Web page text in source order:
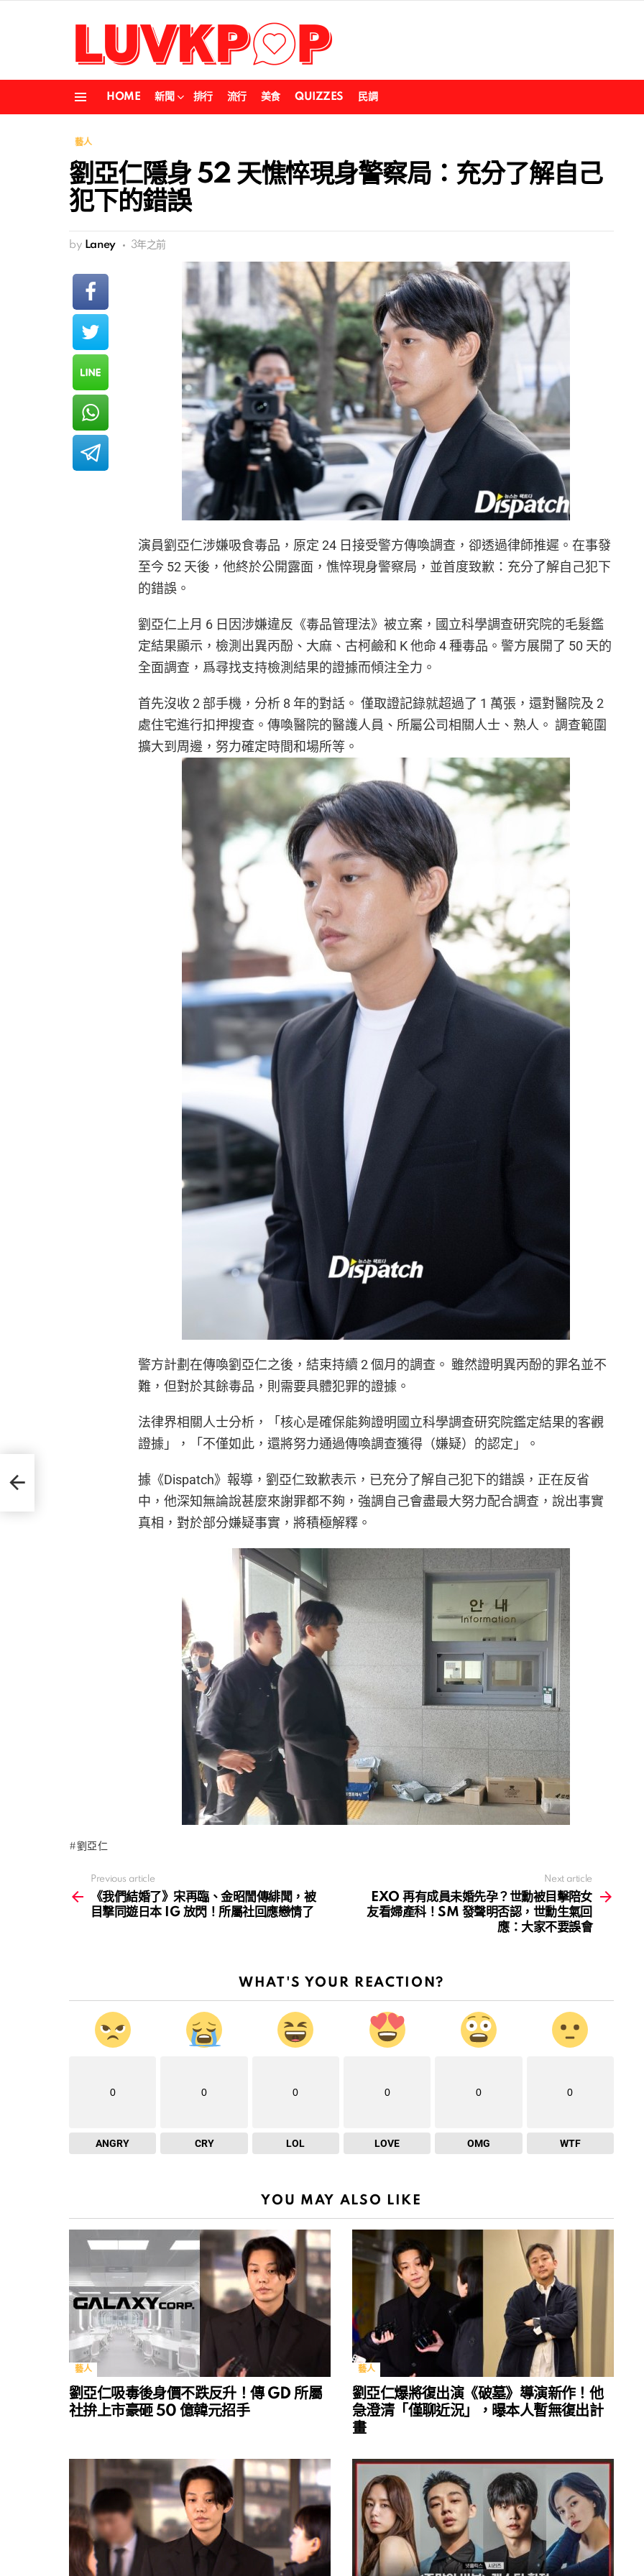
HOME 新聞 排行 流行 美食 QUIZZES 民調
藝人
劉亞仁隱身 52 天憔悴現身警察局：充分了解自己
犯下的錯誤
by Laney 3年之前
演員劉亞仁涉嫌吸食毒品，原定 24 日接受警方傳喚調查，卻透過律師推遲。在事發
至今 52 天後，他終於公開露面，憔悴現身警察局，並首度致歉：充分了解自己犯下
的錯誤。
劉亞仁上月 6 日因涉嫌違反《毒品管理法》被立案，國立科學調查研究院的毛髮鑑
定結果顯示，檢測出異丙酚、大麻、古柯鹼和 K 他命 4 種毒品。警方展開了 50 天的
全面調查，爲尋找支持檢測結果的證據而傾注全力。
首先沒收 2 部手機，分析 8 年的對話。 僅取證記錄就超過了 1 萬張，還對醫院及 2
處住宅進行扣押搜查。傳喚醫院的醫護人員、所屬公司相關人士、熟人。 調查範圍
擴大到周邊，努力確定時間和場所等。
警方計劃在傳喚劉亞仁之後，結束持續 2 個月的調查。 雖然證明異丙酚的罪名並不
難，但對於其餘毒品，則需要具體犯罪的證據。
法律界相關人士分析，「核心是確保能夠證明國立科學調查研究院鑑定結果的客觀
證據」，「不僅如此，還將努力通過傳喚調查獲得（嫌疑）的認定」。
據《Dispatch》報導，劉亞仁致歉表示，已充分了解自己犯下的錯誤，正在反省
中，他深知無論說甚麼來謝罪都不夠，強調自己會盡最大努力配合調查，說出事實
真相，對於部分嫌疑事實，將積極解釋。
劉亞仁
more
Previous article
《我們結婚了》宋再臨、金昭誾傳緋聞，被
目撃同遊日本 IG 放閃！所屬社回應戀情了
Next article
EXO 再有成員未婚先孕？世勳被目擊陪女
友看婦產科！SM 發聲明否認，世勳生氣回
應：大家不要誤會
WHAT'S YOUR REACTION?
0
ANGRY
0
CRY
0
LOL
0
LOVE
0
OMG
0
WTF
YOU MAY ALSO LIKE
藝人
劉亞仁吸毒後身價不跌反升！傳 GD 所屬
社拚上市豪砸 50 億韓元招手
藝人
劉亞仁爆將復出演《破墓》導演新作！他
急澄清「僅聊近況」，曝本人暫無復出計
畫